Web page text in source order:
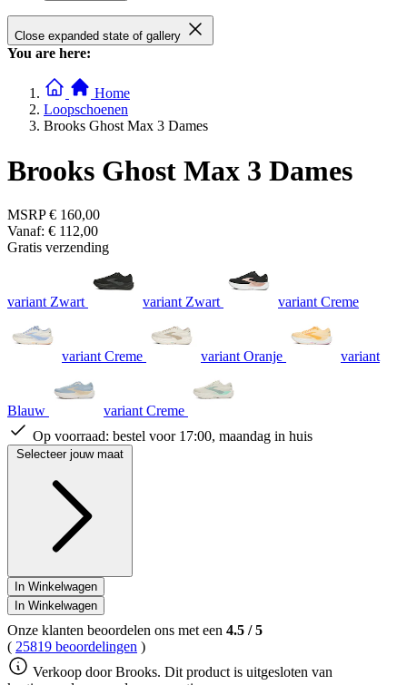
Close expanded state of gallery
You are here:
Home
Loopschoenen
Brooks Ghost Max 3 Dames
Brooks Ghost Max 3 Dames
MSRP € 160,00
Vanaf: € 112,00
Gratis verzending
variant Zwart variant Zwart variant Creme
variant Creme variant Oranje variant
Blauw
variant Creme
Op voorraad: bestel voor 17:00, maandag in huis
Selecteer jouw maat
In Winkelwagen
In Winkelwagen
Onze klanten beoordelen ons met een 4.5 /5
( 25819 beoordelingen )
Verkoop door Brooks. Dit product is uitgesloten van